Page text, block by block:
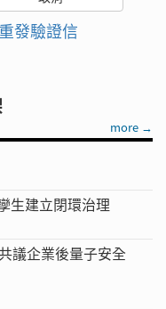
重發驗證信
more →
生建立閉環治理
議企業後量子安全